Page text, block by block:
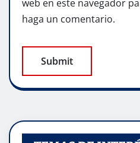
web en este navegador
haga un comentario.